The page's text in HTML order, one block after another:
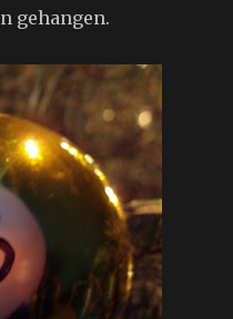
gehangen.